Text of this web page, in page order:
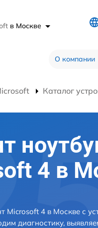
в Москве
О компании
Каталог
4 в
Microsoft 4 в Москве с
диагностику,